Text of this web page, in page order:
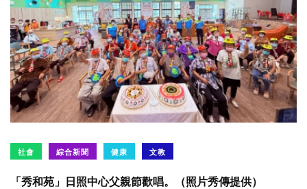
社會 綜合新聞 健康 文教
「秀和苑」日照中心父親節歡唱。（照片秀傳提供）